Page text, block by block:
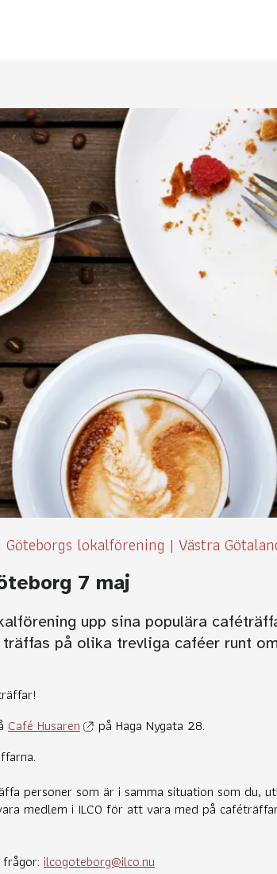
Göteborgs lokalförening | Västra
7 maj
upp sina populära
på olika trevliga caféer runt
Café Husaren
på Haga Nygata 28.
personer som är i samma situation som du,
medlem i ILCO för att vara med på
ilcogoteborg@ilco.nu